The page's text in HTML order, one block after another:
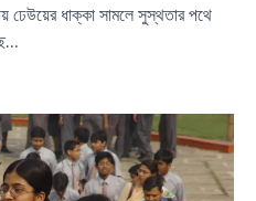
ঢেউয়ের ধাক্কা সামলে সুস্থতার পথে